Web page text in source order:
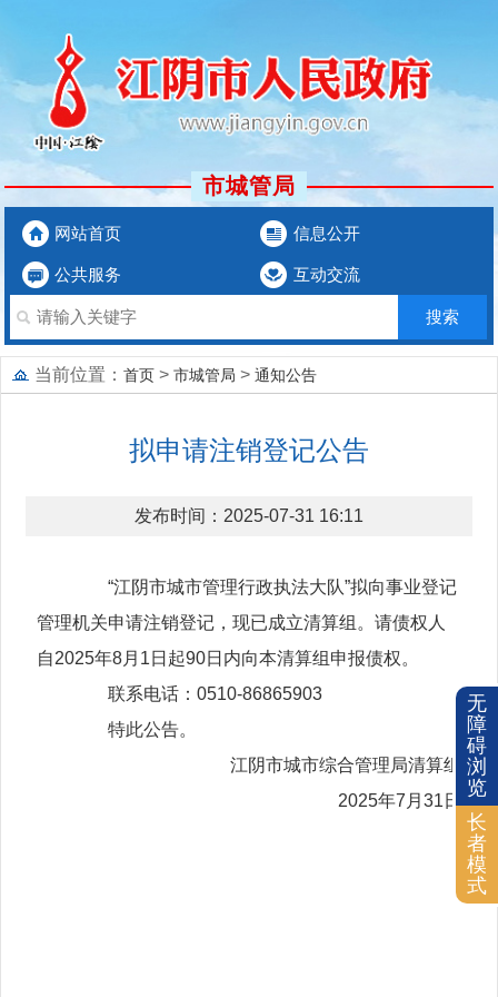
市城管局
网站首页 信息公开
公共服务 互动交流
当前位置： 首页 > 市城管局 > 通知公告
拟申请注销登记公告
发布时间：2025-07-31 16:11
“江阴市城市管理行政执法大队”拟向事业登记
管理机关申请注销登记，现已成立清算组。请债权人
自2025年8月1日起90日内向本清算组申报债权。
联系电话：0510-86865903
特此公告。
江阴市城市综合管理局清算组
2025年7月31日
无
障
碍
浏
览
长
者
模
式